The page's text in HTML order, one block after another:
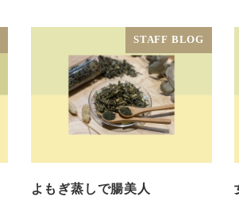
STAFF BLOG
よもぎ蒸しで腸美人